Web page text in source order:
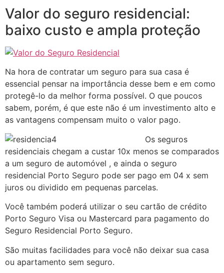
Valor do seguro residencial:
baixo custo e ampla proteção
Na hora de contratar um seguro para sua casa é
essencial pensar na importância desse bem e em como
protegê-lo da melhor forma possível. O que poucos
sabem, porém, é que este não é um investimento alto e
as vantagens compensam muito o valor pago.
Os seguros
residenciais chegam a custar 10x menos se comparados
a um seguro de automóvel , e ainda o seguro
residencial Porto Seguro pode ser pago em 04 x sem
juros ou dividido em pequenas parcelas.
Você também poderá utilizar o seu cartão de crédito
Porto Seguro Visa ou Mastercard para pagamento do
Seguro Residencial Porto Seguro.
São muitas facilidades para você não deixar sua casa
ou apartamento sem seguro.